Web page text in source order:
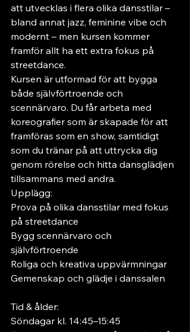
att utvecklas i flera olika dansstilar –
bland annat jazz, feminine vibe och
modernt – men kursen kommer
framför allt ha ett extra fokus på
streetdance.
Kursen är utformad för att bygga
både självförtroende och
scennärvaro. Du får arbeta med
koreografier som är skapade för att
framföras som en show, samtidigt
som du tränar på att uttrycka dig
genom rörelse och hitta dansglädjen
tillsammans med andra.
Upplägg:
Prova på olika dansstilar med fokus
på streetdance
Bygg scennärvaro och
självförtroende
Roliga och kreativa uppvärmningar
Gemenskap och glädje i danssalen
Tid & ålder:
Söndagar kl. 14:45–15:45